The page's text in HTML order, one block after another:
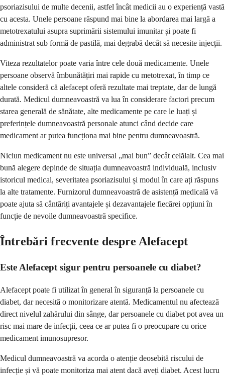
psoriazisului de multe decenii, astfel încât medicii au o experiență vastă
cu acesta. Unele persoane răspund mai bine la abordarea mai largă a
metotrexatului asupra suprimării sistemului imunitar și poate fi
administrat sub formă de pastilă, mai degrabă decât să necesite injecții.
Viteza rezultatelor poate varia între cele două medicamente. Unele
persoane observă îmbunătățiri mai rapide cu metotrexat, în timp ce
altele consideră că alefacept oferă rezultate mai treptate, dar de lungă
durată. Medicul dumneavoastră va lua în considerare factori precum
starea generală de sănătate, alte medicamente pe care le luați și
preferințele dumneavoastră personale atunci când decide care
medicament ar putea funcționa mai bine pentru dumneavoastră.
Niciun medicament nu este universal „mai bun” decât celălalt. Cea mai
bună alegere depinde de situația dumneavoastră individuală, inclusiv
istoricul medical, severitatea psoriazisului și modul în care ați răspuns
la alte tratamente. Furnizorul dumneavoastră de asistență medicală vă
poate ajuta să cântăriți avantajele și dezavantajele fiecărei opțiuni în
funcție de nevoile dumneavoastră specifice.
Întrebări frecvente despre Alefacept
Este Alefacept sigur pentru persoanele cu diabet?
Alefacept poate fi utilizat în general în siguranță la persoanele cu
diabet, dar necesită o monitorizare atentă. Medicamentul nu afectează
direct nivelul zahărului din sânge, dar persoanele cu diabet pot avea un
risc mai mare de infecții, ceea ce ar putea fi o preocupare cu orice
medicament imunosupresor.
Medicul dumneavoastră va acorda o atenție deosebită riscului de
infecție și vă poate monitoriza mai atent dacă aveți diabet. Acest lucru